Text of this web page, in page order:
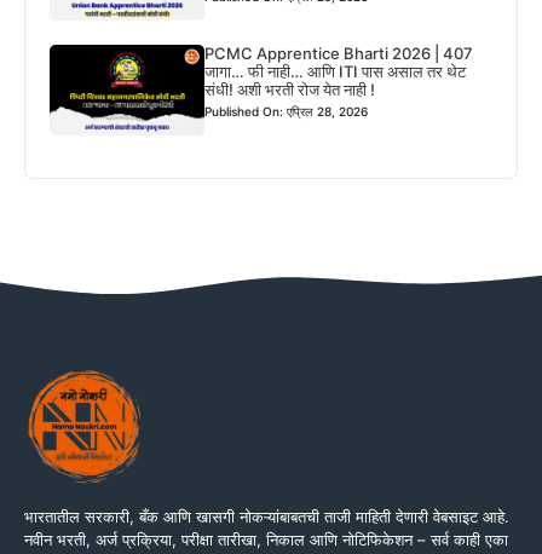
PCMC Apprentice Bharti 2026 | 407
जागा… फी नाही… आणि ITI पास असाल तर थेट
संधी! अशी भरती रोज येत नाही !
Published On: एप्रिल 28, 2026
भारतातील सरकारी, बँक आणि खासगी नोकऱ्यांबाबतची ताजी माहिती देणारी वेबसाइट आहे.
नवीन भरती, अर्ज प्रक्रिया, परीक्षा तारीखा, निकाल आणि नोटिफिकेशन – सर्व काही एका